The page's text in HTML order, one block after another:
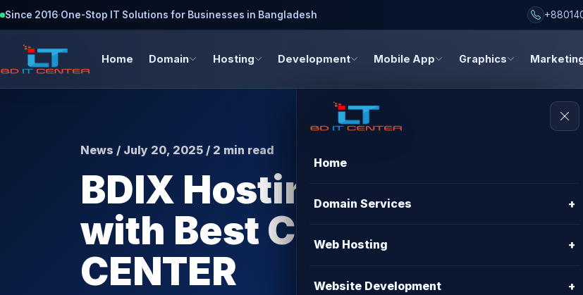
Since 2016·One-Stop IT Solutions for Businesses in Bangladesh
Home Domain Hosting Development Mobile App Graphics
Home
Domain Services +
Web Hosting +
Website Development +
News / July 20, 2025 / 2 min read
BDIX Hosting Price in
with Best Customer
CENTER